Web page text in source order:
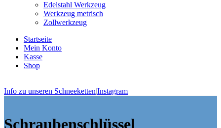
Edelstahl Werkzeug
Werkzeug metrisch
Zollwerkzeug
Startseite
Mein Konto
Kasse
Shop
Info zu unseren Schneeketten|Instagram
Schraubenschlüssel